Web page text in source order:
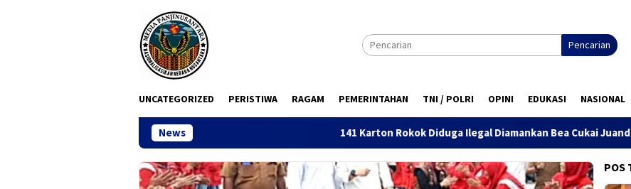
Pencarian
UNCATEGORIZED PERISTIWA RAGAM PEMERINTAHAN TNI / POLRI OPINI EDUKASI NASIONAL
News 141 Karton Rokok Diduga Ilegal Diamankan Bea Cukai Juanda, Dua Sopir Dilepas
POS